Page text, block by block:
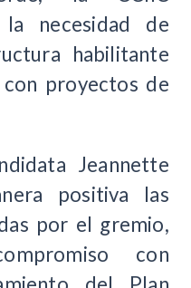
la necesidad de
habilitante
proyectos de
Jeannette
positiva las
por el gremio,
con